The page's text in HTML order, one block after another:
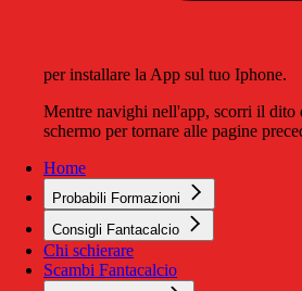
per installare la App sul tuo Iphone.
Mentre navighi nell'app, scorri il dito
schermo per tornare alle pagine
Home
Probabili Formazioni
Consigli Fantacalcio
Chi schierare
Scambi Fantacalcio